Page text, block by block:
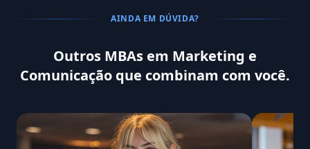
AINDA EM DÚVIDA?
Outros MBAs em Marketing e
Comunicação que combinam com você.